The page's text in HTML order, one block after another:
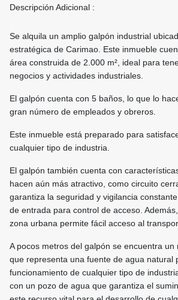
Descripción Adicional :
Se alquila un amplio galpón industrial
estratégica de Carimao. Este inmueble
área construida de 2.000 m², ideal para
negocios y actividades industriales.
El galpón cuenta con 5 baños, lo que lo
gran número de empleados y obreros.
Este inmueble está preparado para
cualquier tipo de industria.
El galpón también cuenta con
hacen aún más atractivo, como circuito
garantiza la seguridad y vigilancia
de entrada para control de acceso.
zona urbana permite fácil acceso al
A pocos metros del galpón se encuentra
que representa una fuente de agua natural
funcionamiento de cualquier tipo de
con un pozo de agua que garantiza el